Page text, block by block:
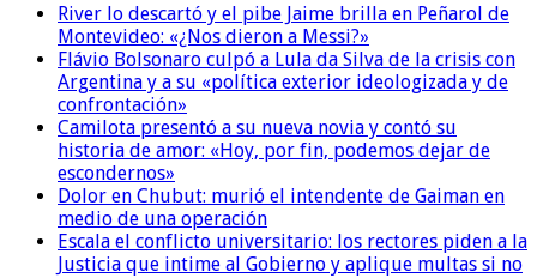
River lo descartó y el pibe Jaime brilla en Peñarol de
Montevideo: «¿Nos dieron a Messi?»
Flávio Bolsonaro culpó a Lula da Silva de la crisis con
Argentina y a su «política exterior ideologizada y de
confrontación»
Camilota presentó a su nueva novia y contó su
historia de amor: «Hoy, por fin, podemos dejar de
escondernos»
Dolor en Chubut: murió el intendente de Gaiman en
medio de una operación
Escala el conflicto universitario: los rectores piden a la
Justicia que intime al Gobierno y aplique multas si no